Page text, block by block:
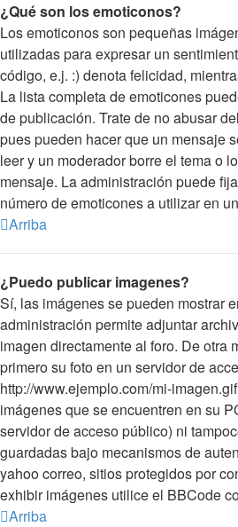
¿Qué son los emoticonos?
Los emoticonos son pequeñas
utilizadas para expresar un
código, e.j. :) denota felicidad,
La lista completa de emoticones
de publicación. Trate de no abusar
pues pueden hacer que un mensaje
leer y un moderador borre el tema o
mensaje. La administración puede
número de emoticones a utilizar en
Arriba
¿Puedo publicar imagenes?
Sí, las imágenes se pueden mostrar
administración permite adjuntar
imagen directamente al foro. De otra
primero su foto en un servidor de
http://www.ejemplo.com/mi-
imágenes que se encuentren en su
servidor de acceso público) ni
guardadas bajo mecanismos de
yahoo correo, sitios protegidos por
exhibir imágenes utilice el BBCode
Arriba